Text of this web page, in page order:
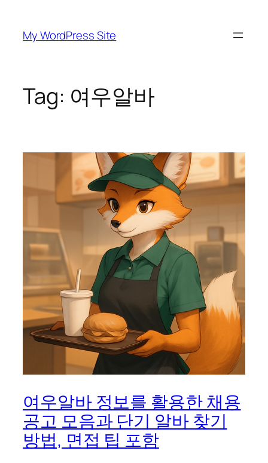
content
My WordPress Site
Tag: 여우알바
여우알바 정보를 활용한 채용
공고 모음과 단기 알바 찾기
방법, 면접 팁 포함